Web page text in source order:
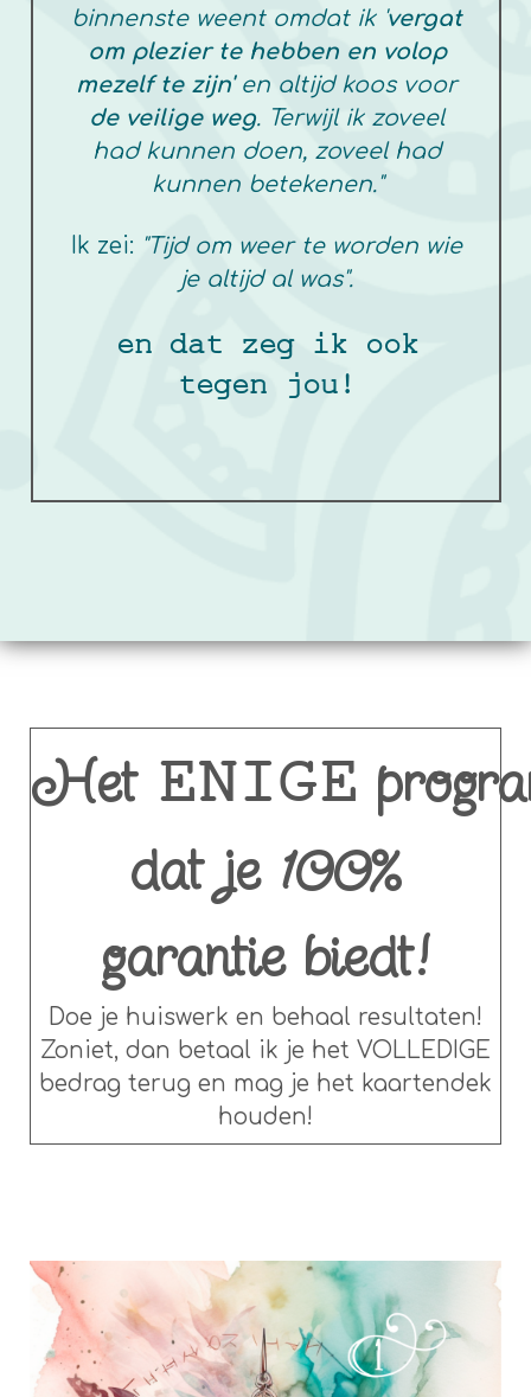
binnenste weent omdat ik ' vergat
om plezier te hebben en volop
mezelf te zijn'en altijd koos voor
de veilige weg. Terwijl ik zoveel
had kunnen doen, zoveel had
kunnen betekenen."
Ik zei: "Tijd om weer te worden wie
je altijd al was".
en dat zeg ik ook
tegen jou!
Het ENIGE
dat je 100%
garantie biedt!
Doe je huiswerk en behaal resultaten!
Zoniet, dan betaal ik je het VOLLEDIGE
bedrag terug en mag je het kaartendek
houden!